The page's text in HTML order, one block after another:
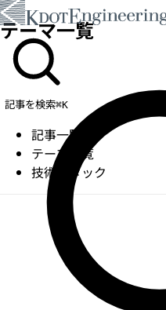
記事を検索⌘K
記事一覧
テーマ一覧
技術スタック
テーマ一覧